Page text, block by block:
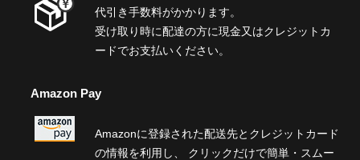
代引き手数料がかかります。
受け取り時に配達の方に現金又はクレジットカ
ードでお支払いください。
Amazon Pay
Amazonに登録された配送先とクレジットカード
の情報を利用し、 クリックだけで簡単・スムー